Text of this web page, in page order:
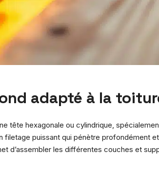
adapté à la
tête hexagonale ou cylindrique,
puissant qui pénètre profondément
d’assembler les différentes couches et